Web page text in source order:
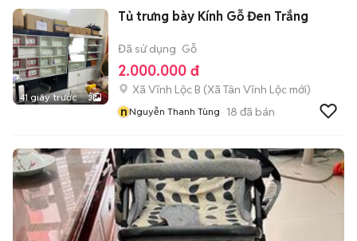
41 giây trước 3
Tủ trưng bày Kính Gỗ Đen Trắng
Đã sử dụng Gỗ
2.000.000 đ
Xã Vĩnh Lộc B (Xã Tân Vĩnh Lộc mới)
nNguyễn Thanh Tùng 18 đã bán